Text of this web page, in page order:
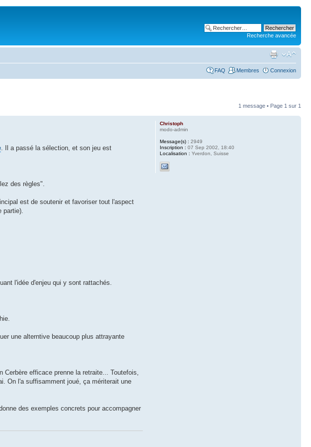
Recherche avancée
FAQ Membres Connexion
1 message • Page 1 sur 1
. Il a passé la sélection, et son jeu est
des règles".
est de soutenir et favoriser tout l'aspect
l'idée d'enjeu qui y sont rattachés.
une alterntive beaucoup plus attrayante
efficace prenne la retraite... Toutefois,
On l'a suffisamment joué, ça mériterait une
des exemples concrets pour accompagner
Christoph
modo-admin
Message(s) : 2949
Inscription : 07 Sep 2002, 18:40
Localisation : Yverdon, Suisse